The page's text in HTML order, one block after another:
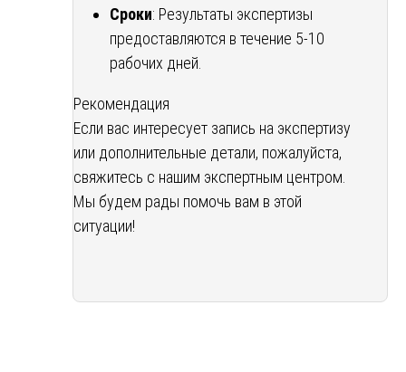
Сроки: Результаты экспертизы
предоставляются в течение 5-10
рабочих дней.
Рекомендация
Если вас интересует запись на экспертизу
или дополнительные детали, пожалуйста,
свяжитесь с нашим экспертным центром.
Мы будем рады помочь вам в этой
ситуации!